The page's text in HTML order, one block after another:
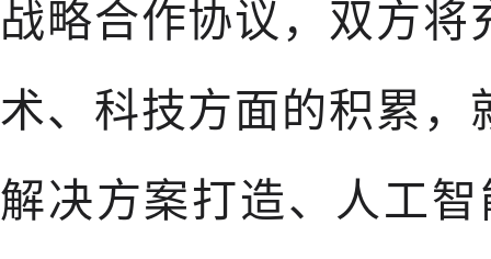
战略合作协议，双方
术、科技方面的积累，
解决方案打造、人工